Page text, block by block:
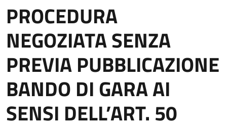
PROCEDURA
NEGOZIATA SENZA
PREVIA PUBBLICAZIONE
BANDO DI GARA AI
SENSI DELL’ART. 50